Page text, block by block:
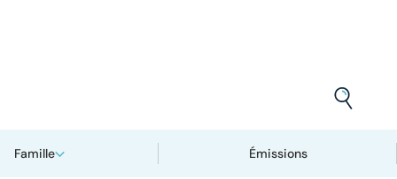
Famille Émissions